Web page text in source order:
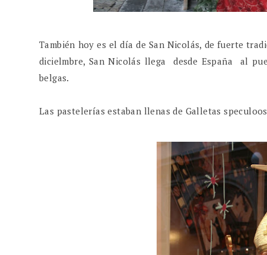
También hoy es el día de San Nicolás, de fuerte
dicielmbre, San Nicolás llega desde España al
belgas.
Las pastelerías estaban llenas de Galletas